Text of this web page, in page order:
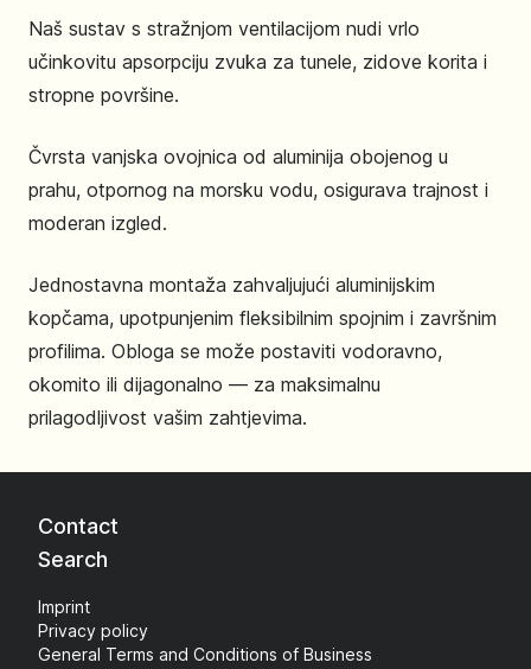
Naš sustav s stražnjom ventilacijom nudi vrlo
učinkovitu apsorpciju zvuka za tunele, zidove korita i
stropne površine.
Čvrsta vanjska ovojnica od aluminija obojenog u
prahu, otpornog na morsku vodu, osigurava trajnost i
moderan izgled.
Jednostavna montaža zahvaljujući aluminijskim
kopčama, upotpunjenim fleksibilnim spojnim i završnim
profilima. Obloga se može postaviti vodoravno,
okomito ili dijagonalno — za maksimalnu
prilagodljivost vašim zahtjevima.
Contact
Search
Imprint
Privacy policy
General Terms and Conditions of Business